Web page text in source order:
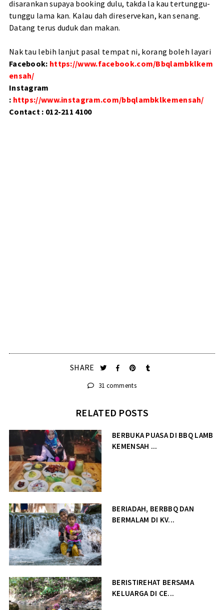
disarankan supaya booking dulu, takda la kau tertunggu-
tunggu lama kan. Kalau dah direservekan, kan senang.
Datang terus duduk dan makan.
Nak tau lebih lanjut pasal tempat ni, korang boleh layari
Facebook: https://www.facebook.com/Bbqlambklkem
ensah/
Instagram
: https://www.instagram.com/bbqlambklkemensah/
Contact : 012-211 4100
SHARE
31 comments
RELATED POSTS
BERBUKA PUASA DI BBQ LAMB
KEMENSAH ...
BERIADAH, BERBBQ DAN
BERMALAM DI KV...
BERISTIREHAT BERSAMA
KELUARGA DI CE...